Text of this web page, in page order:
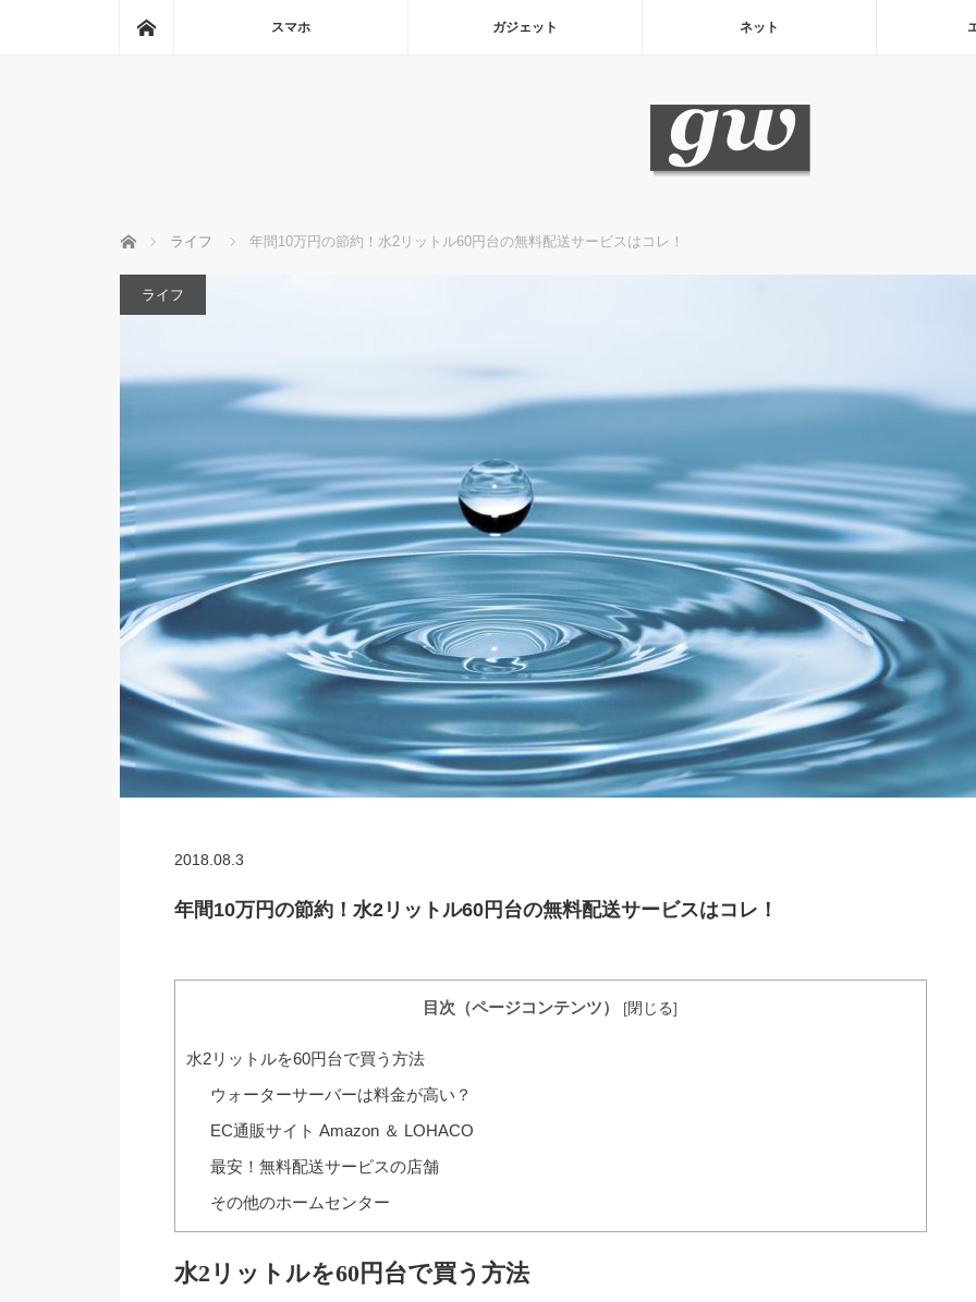
スマホ ガジェット ネット
ホーム ライフ 年間10万円の節約！水2リットル60円台の無料配送サービスはコレ！
ライフ
2018.08.3
年間10万円の節約！水2リットル60円台の無料配送サービスはコレ！
目次（ページコンテンツ） [閉じる]
水2リットルを60円台で買う方法
ウォーターサーバーは料金が高い？
EC通販サイト Amazon ＆ LOHACO
最安！無料配送サービスの店舗
その他のホームセンター
水2リットルを60円台で買う方法